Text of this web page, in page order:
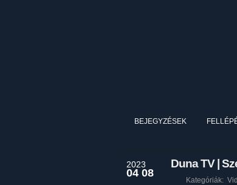
BEJEGYZÉSEK
2023
04 08
Duna TV |
Kategóriák: